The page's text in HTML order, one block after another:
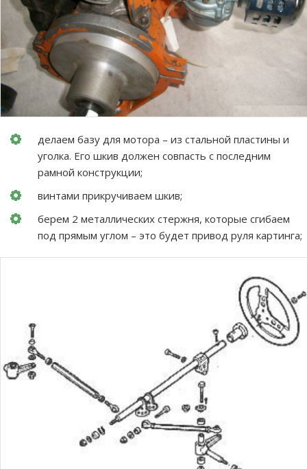
делаем базу для мотора – из стальной пластины и
уголка. Его шкив должен совпасть с последним
рамной конструкции;
винтами прикручиваем шкив;
берем 2 металлических стержня, которые сгибаем
под прямым углом – это будет привод руля картинга;